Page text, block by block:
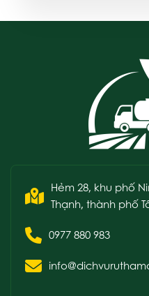
Hẻm 28, khu phố
Thạnh, thành phố
0977 880 983